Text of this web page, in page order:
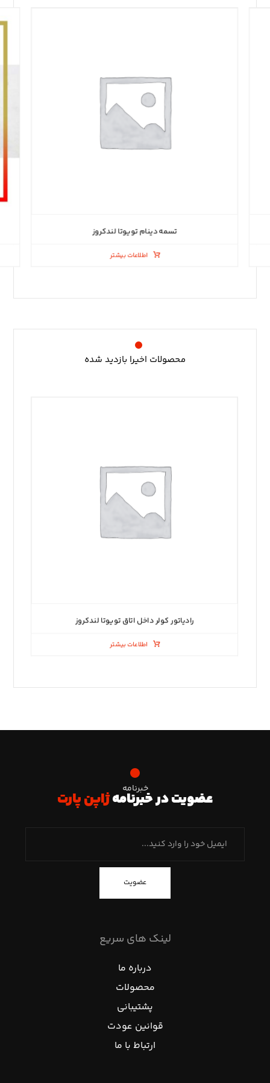
تسمه دینام تویوتا لندکروز
اطلاعات بیشتر
محصولات اخیرا بازدید شده
رادیاتور کولر داخل اتاق تویوتا لندکروز
اطلاعات بیشتر
خبرنامه
عضویت در خبرنامهژاپن پارت
عضویت
لینک های سریع
درباره ما
محصولات
پشتیبانی
قوانین عودت
ارتباط با ما